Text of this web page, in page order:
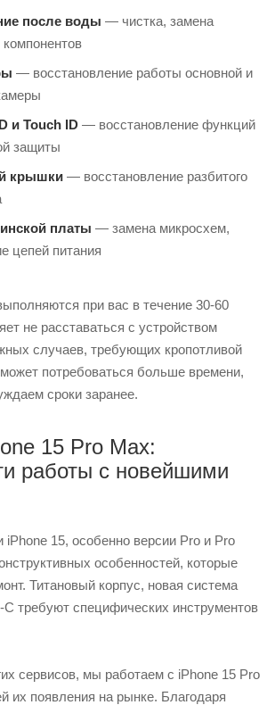
после воды — чистка, замена
— восстановление работы основной и
и Touch ID — восстановление функций
защиты
крышки — восстановление разбитого
платы — замена микросхем,
цепей питания
при вас в течение 30-60
не расставаться с устройством
случаев, требующих кропотливой
потребоваться больше времени,
сроки заранее.
15 Pro Max:
работы с новейшими
15, особенно версии Pro и Pro
особенностей, которые
Титановый корпус, новая система
C требуют специфических инструментов
сервисов, мы работаем с iPhone 15 Pro
их появления на рынке. Благодаря